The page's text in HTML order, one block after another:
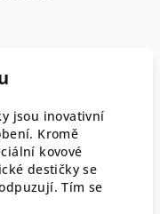
jsou inovativní
Kromě
kovové
destičky se
Tím se